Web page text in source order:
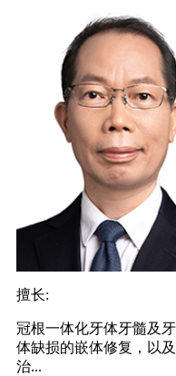
擅长:
冠根一体化牙体牙髓及
体缺损的嵌体修复，以
治...